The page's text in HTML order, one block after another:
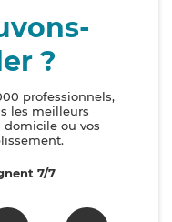
?
professionnels,
les meilleurs
ou vos
7/7